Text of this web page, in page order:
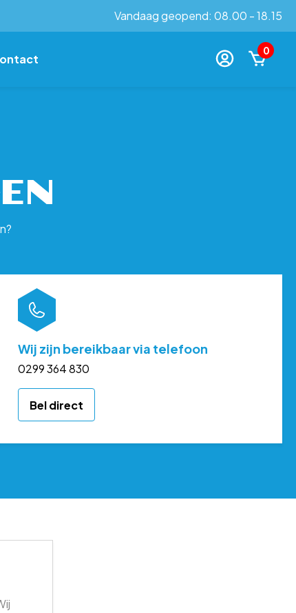
Vandaag geopend: 08.00 - 18.15
0
Wij zijn bereikbaar via telefoon
0299 364 830
Bel direct